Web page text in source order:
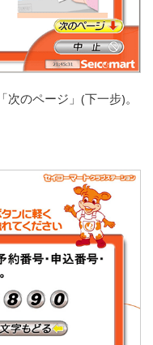
次のページ」(下一步)。